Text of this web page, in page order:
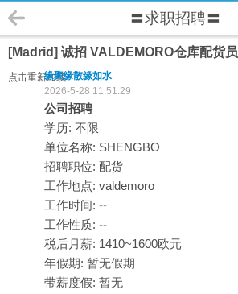
〓求职招聘〓
[Madrid] 诚招 VALDEMORO仓库配货员
点击重新加载缘聚缘散缘如水
2026-5-28 11:51:29
公司招聘
学历: 不限
单位名称: SHENGBO
招聘职位: 配货
工作地点: valdemoro
工作时间: --
工作性质: --
税后月薪: 1410~1600欧元
年假期: 暂无假期
带薪度假: 暂无